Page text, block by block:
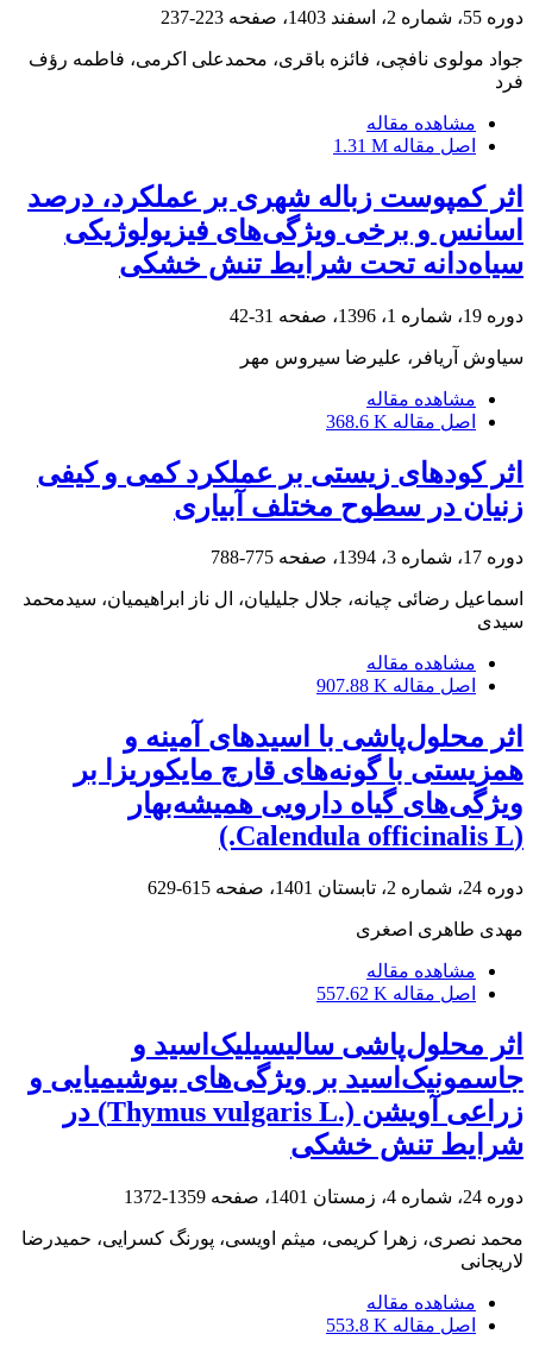
دوره 55، شماره 2، اسفند 1403، صفحه 223-237
جواد مولوی نافچی، فائزه باقری، محمدعلی اکرمی، فاطمه رؤف
فرد
مشاهده مقاله
اصل مقاله 1.31 M
اثر کمپوست زباله شهری بر عملکرد، درصد
اسانس و برخی ویژگی‌های فیزیولوژیکی
سیاه‌دانه تحت شرایط تنش خشکی
دوره 19، شماره 1، 1396، صفحه 31-42
سیاوش آریافر، علیرضا سیروس مهر
مشاهده مقاله
اصل مقاله 368.6 K
اثر کودهای زیستی بر عملکرد کمی و کیفی
زنیان در سطوح مختلف آبیاری
دوره 17، شماره 3، 1394، صفحه 775-788
اسماعیل رضائی چیانه، جلال جلیلیان، ال ناز ابراهیمیان، سیدمحمد
سیدی
مشاهده مقاله
اصل مقاله 907.88 K
اثر محلول‌پاشی با اسید‌های آمینه و
همزیستی با گونه‌های قارچ مایکوریزا بر
ویژگی‌های گیاه دارویی همیشه‌بهار
(Calendula officinalis L.)
دوره 24، شماره 2، تابستان 1401، صفحه 615-629
مهدی طاهری اصغری
مشاهده مقاله
اصل مقاله 557.62 K
اثر محلول‌پاشی سالیسیلیک‌اسید و
جاسمونیک‌اسید بر ویژگی‌های بیوشیمیایی و
زراعی آویشن (.Thymus vulgaris L) در
شرایط تنش خشکی
دوره 24، شماره 4، زمستان 1401، صفحه 1359-1372
محمد نصری، زهرا کریمی، میثم اویسی، پورنگ کسرایی، حمیدرضا
لاریجانی
مشاهده مقاله
اصل مقاله 553.8 K